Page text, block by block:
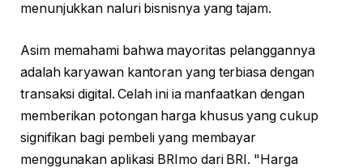
menunjukkan naluri bisnisnya yang tajam.
Asim memahami bahwa mayoritas pelanggannya
adalah karyawan kantoran yang terbiasa dengan
transaksi digital. Celah ini ia manfaatkan dengan
memberikan potongan harga khusus yang cukup
signifikan bagi pembeli yang membayar
menggunakan aplikasi BRImo dari BRI. "Harga